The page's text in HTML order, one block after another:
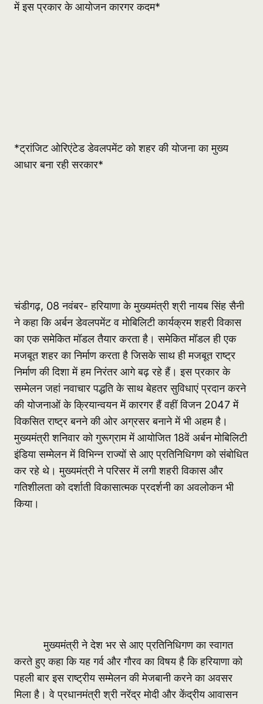
में इस प्रकार के आयोजन कारगर कदम*
*ट्रांजिट ओरिएंटेड डेवलपमेंट को शहर की योजना का मुख्य
आधार बना रही सरकार*
चंडीगढ़, 08 नवंबर- हरियाणा के मुख्यमंत्री श्री नायब सिंह सैनी
ने कहा कि अर्बन डेवलपमेंट व मोबिलिटी कार्यक्रम शहरी विकास
का एक समेकित मॉडल तैयार करता है। समेकित मॉडल ही एक
मजबूत शहर का निर्माण करता है जिसके साथ ही मजबूत राष्ट्र
निर्माण की दिशा में हम निरंतर आगे बढ़ रहे हैं। इस प्रकार के
सम्मेलन जहां नवाचार पद्धति के साथ बेहतर सुविधाएं प्रदान करने
की योजनाओं के क्रियान्वयन में कारगर हैं वहीं विजन 2047 में
विकसित राष्ट्र बनने की ओर अग्रसर बनाने में भी अहम है।
मुख्यमंत्री शनिवार को गुरूग्राम में आयोजित 18वें अर्बन मोबिलिटी
इंडिया सम्मेलन में विभिन्न राज्यों से आए प्रतिनिधिगण को संबोधित
कर रहे थे। मुख्यमंत्री ने परिसर में लगी शहरी विकास और
गतिशीलता को दर्शाती विकासात्मक प्रदर्शनी का अवलोकन भी
किया।
मुख्यमंत्री ने देश भर से आए प्रतिनिधिगण का स्वागत
करते हुए कहा कि यह गर्व और गौरव का विषय है कि हरियाणा को
पहली बार इस राष्ट्रीय सम्मेलन की मेजबानी करने का अवसर
मिला है। वे प्रधानमंत्री श्री नरेंद्र मोदी और केंद्रीय आवासन